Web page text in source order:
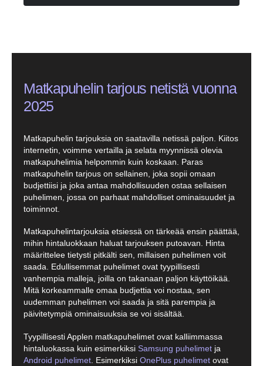
Matkapuhelin tarjous netistä vuonna
2025
Matkapuhelin tarjouksia on saatavilla netissä paljon. Kiitos
internetin, voimme vertailla ja selata myynnissä olevia
matkapuhelimia helpommin kuin koskaan. Paras
matkapuhelin tarjous on sellainen, joka sopii omaan
budjettiisi ja joka antaa mahdollisuuden ostaa sellaisen
puhelimen, jossa on parhaat mahdolliset ominaisuudet ja
toiminnot.
Matkapuhelintarjouksia etsiessä on tärkeää ensin päättää,
mihin hintaluokkaan haluat tarjouksen putoavan. Hinta
määrittelee tietysti pitkälti sen, millaisen puhelimen voit
saada. Edullisemmat puhelimet ovat tyypillisesti
vanhempia malleja, joilla on takanaan paljon käyttöikää.
Mitä korkeammalle omaa budjettia voi nostaa, sen
uudemman puhelimen voi saada ja sitä parempia ja
päivitetympiä ominaisuuksia se voi sisältää.
Tyypillisesti Applen matkapuhelimet ovat kalliimmassa
hintaluokassa kuin esimerkiksi Samsung puhelimet ja
Android puhelimet . Esimerkiksi OnePlus puhelimet ovat